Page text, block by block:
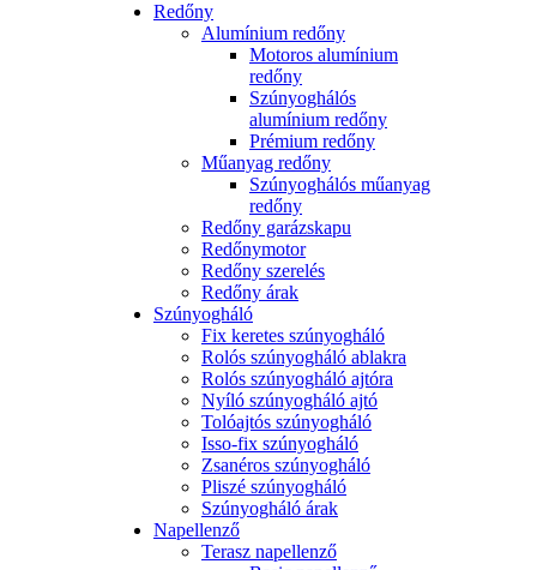
Redőny
Alumínium redőny
Motoros alumínium
redőny
Szúnyoghálós
alumínium redőny
Prémium redőny
Műanyag redőny
Szúnyoghálós műanyag
redőny
Redőny garázskapu
Redőnymotor
Redőny szerelés
Redőny árak
Szúnyogháló
Fix keretes szúnyogháló
Rolós szúnyogháló ablakra
Rolós szúnyogháló ajtóra
Nyíló szúnyogháló ajtó
Tolóajtós szúnyogháló
Isso-fix szúnyogháló
Zsanéros szúnyogháló
Pliszé szúnyogháló
Szúnyogháló árak
Napellenző
Terasz napellenző